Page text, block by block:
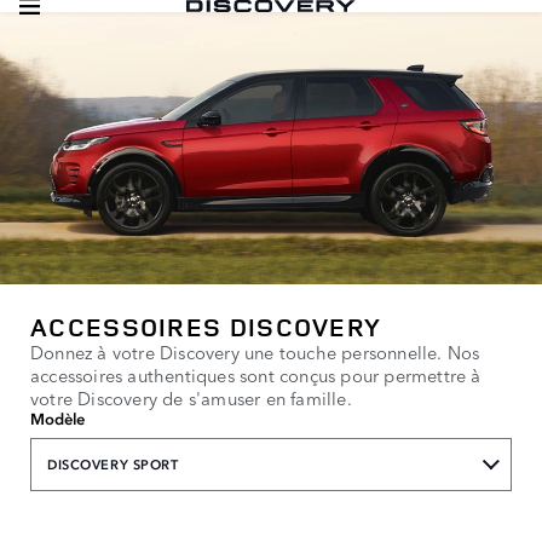
ACCESSOIRES DISCOVERY
Donnez à votre Discovery une touche personnelle. Nos
accessoires authentiques sont conçus pour permettre à
votre Discovery de s'amuser en famille.
Modèle
DISCOVERY SPORT